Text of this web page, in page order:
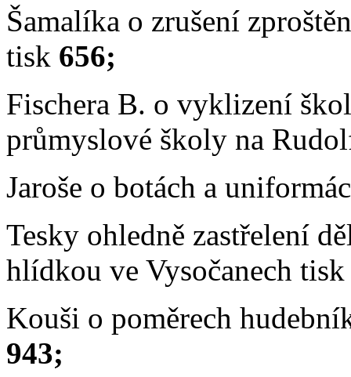
Šamalíka o zrušení
tisk 656;
Fischera B. o vyklizení
průmyslové školy na
Jaroše o botách a
Tesky ohledně zastřelení
hlídkou ve Vysočanech
Kouši o poměrech
943;